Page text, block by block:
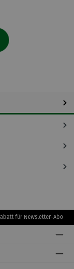
für Newsletter-Abo